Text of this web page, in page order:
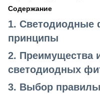
Содержание
1. Светодиодные
принципы
2. Преимущества
светодиодных
3. Выбор